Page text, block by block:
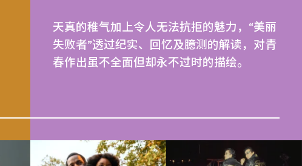
天真的稚气加上令人无法抗拒的魅力，“美丽
失败者”透过纪实、回忆及臆测的解读，对青
春作出虽不全面但却永不过时的描绘。